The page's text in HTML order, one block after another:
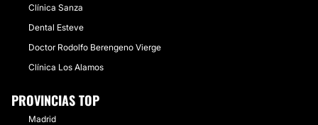
Clínica Sanza
Dental Esteve
Doctor Rodolfo Berengeno Vierge
Clínica Los Alamos
PROVINCIAS TOP
Madrid